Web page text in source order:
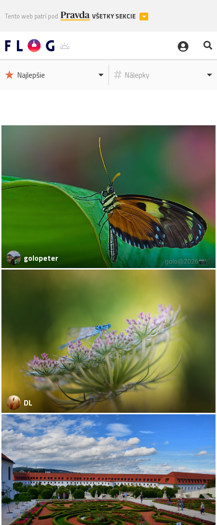
Tento web patrí pod VŠETKY SEKCIE
Najlepšie Nálepky
golopeter
DL